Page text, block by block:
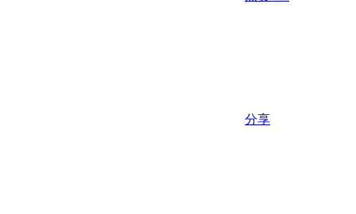
分享